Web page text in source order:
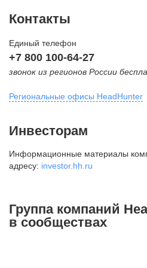
Контакты
Единый телефон
+7 800 100-64-27
звонок из регионов России
Региональные офисы HeadHunter
внутригородская территория
Муниципальный округ Тверской,
2-я Брестская ул., д. 48,
+7 495 980-64-27
Инвесторам
Информационные материалы
адресу: investor.hh.ru
Группа компаний
в сообществах